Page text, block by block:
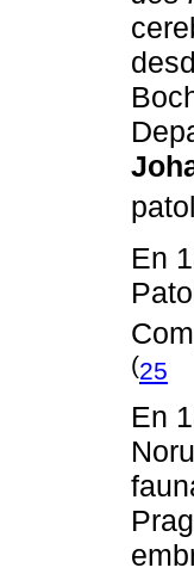
En
(25
En